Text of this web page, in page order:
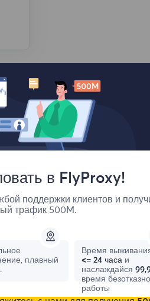
места
в FlyProxy!
поддержки клиентов и
трафик 500M.
плавный
Время
<= 24 часа и
наслаждайся
время
работы